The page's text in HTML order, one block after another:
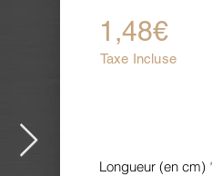
1,48€
Taxe Incluse
Longueur (en cm)